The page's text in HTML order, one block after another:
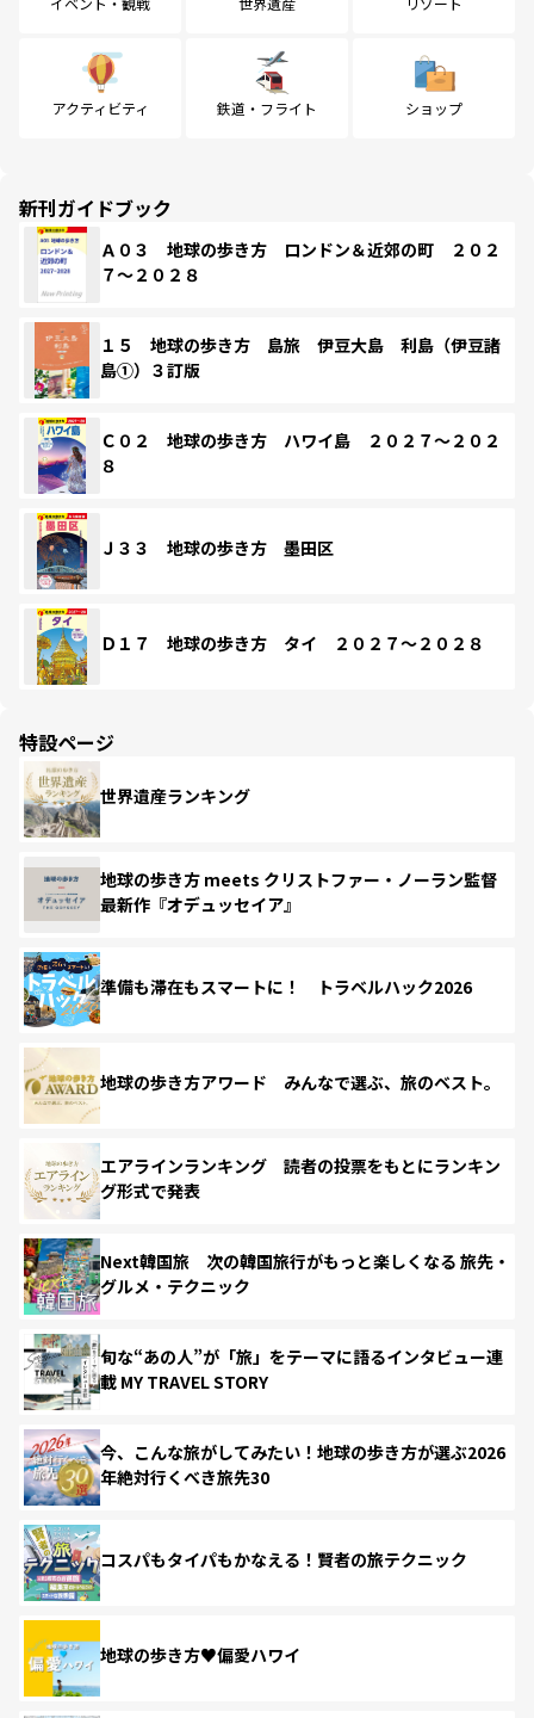
アクティビティ 鉄道・フライト ショップ
新刊ガイドブック
Ａ０３ 地球の歩き方 ロンドン＆近郊の町 ２０２
７～２０２８
１５ 地球の歩き方 島旅 伊豆大島 利島（伊豆諸
島①）３訂版
Ｃ０２ 地球の歩き方 ハワイ島 ２０２７～２０２
８
Ｊ３３ 地球の歩き方 墨田区
Ｄ１７ 地球の歩き方 タイ ２０２７～２０２８
特設ページ
世界遺産ランキング
地球の歩き方 meets クリストファー・ノーラン監督
最新作『オデュッセイア』
準備も滞在もスマートに！ トラベルハック2026
地球の歩き方アワード みんなで選ぶ、旅のベスト。
エアラインランキング 読者の投票をもとにランキン
グ形式で発表
Next韓国旅 次の韓国旅行がもっと楽しくなる 旅先・
グルメ・テクニック
旬な“あの人”が「旅」をテーマに語るインタビュー連
載 MY TRAVEL STORY
今、こんな旅がしてみたい！地球の歩き方が選ぶ2026
年絶対行くべき旅先30
コスパもタイパもかなえる！賢者の旅テクニック
地球の歩き方♥偏愛ハワイ